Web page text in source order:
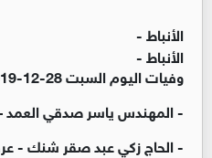
الأنباط -
الأنباط -
وفيات اليوم السبت 28-12-2019:
- المهندس ياسر صدقي العمد
- الحاج زكي عبد صقر شنك -